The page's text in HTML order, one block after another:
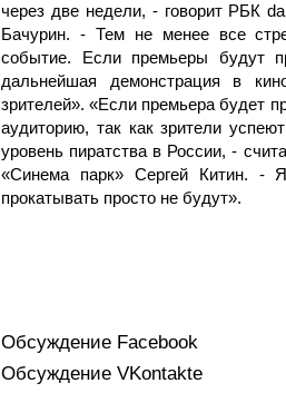
через две недели, - говорит РБК
Бачурин. - Тем не менее все
событие. Если премьеры будут
дальнейшая демонстрация в
зрителей». «Если премьера будет
аудиторию, так как зрители
уровень пиратства в России, -
«Синема парк» Сергей Китин. -
прокатывать просто не будут».
Обсуждение Facebook
Обсуждение VKontakte